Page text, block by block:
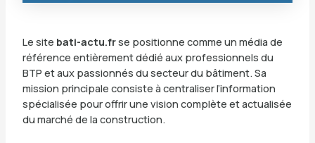
Le site bati-actu.frse positionne comme un média de
référence entièrement dédié aux professionnels du
BTP et aux passionnés du secteur du bâtiment. Sa
mission principale consiste à centraliser l’information
spécialisée pour offrir une vision complète et actualisée
du marché de la construction.